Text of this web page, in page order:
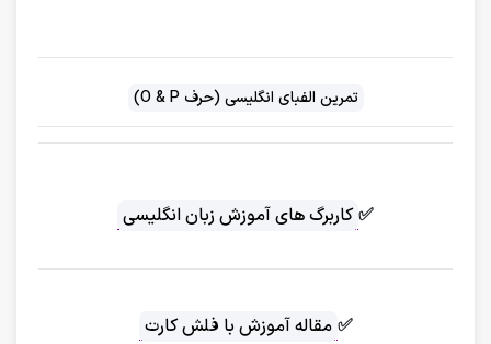
تمرین الفبای انگلیسی (حرف O & P)
✅ کاربرگ های آموزش زبان انگلیسی
✅ مقاله آموزش با فلش کارت